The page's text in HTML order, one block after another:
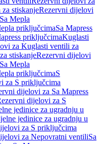
stiskanjeRezervni dijelovi
Sa Mepla
priključcimaSa Mapress
priključcimaKuglasti
za Kuglasti ventili za
stiskanjeRezervni dijelovi
Sa Mepla
priključcimaS
za S priključcima
dijelovi za Sa Mapress
dijelovi za S
jedinice za ugradnju u
jedinice za ugradnju u
za S priključcima
za Nepovratni ventiliSa